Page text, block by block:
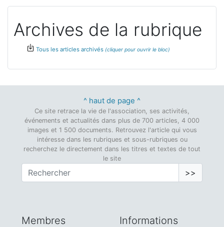
Archives de la rubrique
Tous les articles archivés
^ haut de page ^
Ce site retrace la vie de l'association, ses activités,
événements et actualités dans plus de 700 articles, 4 000
images et 1 500 documents. Retrouvez l'article qui vous
intéresse dans les rubriques et sous-rubriques ou
recherchez le directement dans les titres et textes de tout
le site
>>
Membres Informations